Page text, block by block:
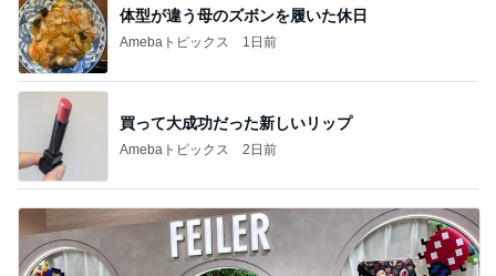
体型が違う母のズボンを履いた休日
Amebaトピックス 1日前
買って大成功だった新しいリップ
Amebaトピックス 2日前